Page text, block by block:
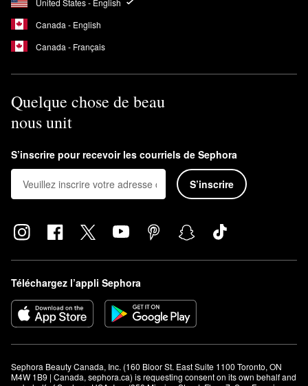
Canada - English
Canada - Français
Quelque chose de beau
nous unit
S’inscrire pour recevoir les courriels de Sephora
S’inscrire
Téléchargez l’appli Sephora
Sephora Beauty Canada, Inc. (160 Bloor St. East Suite 1100 Toronto, ON
M4W 1B9 | Canada, sephora.ca) is requesting consent on its own behalf and